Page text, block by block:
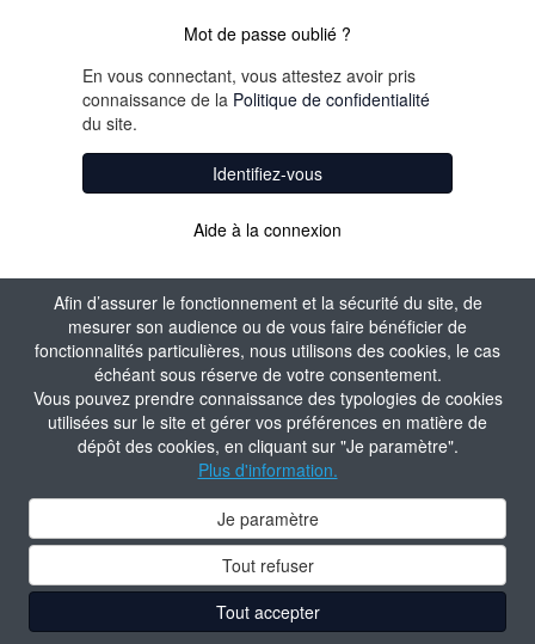
Afin d’assurer le fonctionnement et la sécurité du site, de
mesurer son audience ou de vous faire bénéficier de
fonctionnalités particulières, nous utilisons des cookies, le cas
échéant sous réserve de votre consentement.
Vous pouvez prendre connaissance des typologies de cookies
utilisées sur le site et gérer vos préférences en matière de
dépôt des cookies, en cliquant sur "Je paramètre".
Plus d'information.
Je paramètre
Tout refuser
Tout accepter
Mot de passe oublié ?
En vous connectant, vous attestez avoir pris
connaissance de la Politique de confidentialité
du site.
Identifiez-vous
Aide à la connexion